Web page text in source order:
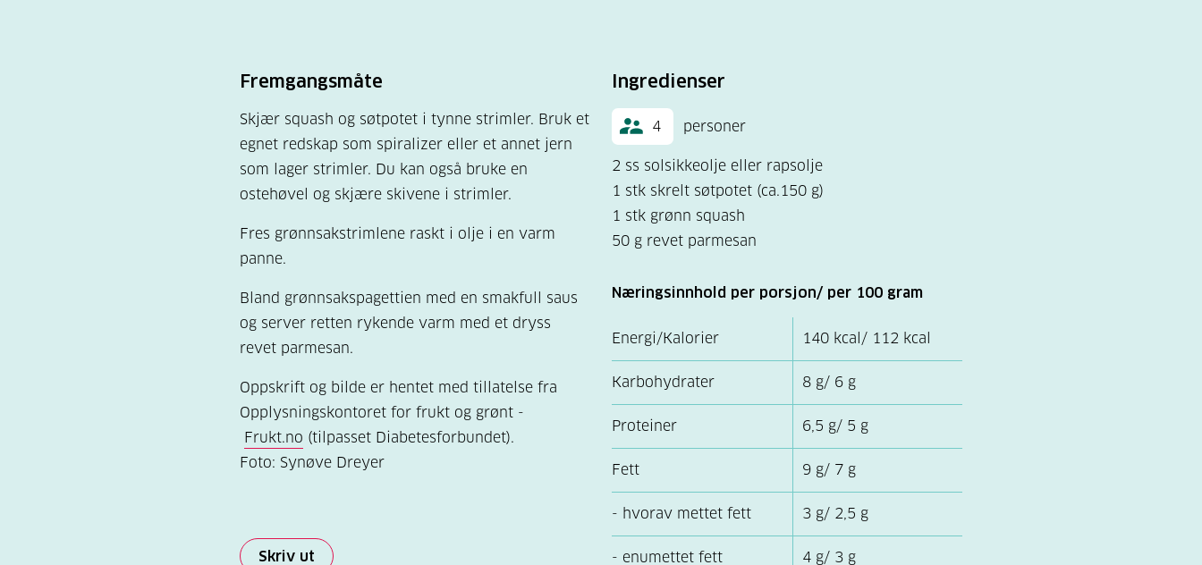
Fremgangsmåte
Skjær squash og søtpotet i tynne strimler. Bruk et
egnet redskap som spiralizer eller et annet jern
som lager strimler. Du kan også bruke en
ostehøvel og skjære skivene i strimler.
Fres grønnsakstrimlene raskt i olje i en varm
panne.
Bland grønnsakspagettien med en smakfull saus
og server retten rykende varm med et dryss
revet parmesan.
Oppskrift og bilde er hentet med tillatelse fra
Opplysningskontoret for frukt og grønt -
Frukt.no (tilpasset Diabetesforbundet).
Foto: Synøve Dreyer
Skriv ut
Ingredienser
4 personer
2 ss solsikkeolje eller rapsolje
1 stk skrelt søtpotet (ca.150 g)
1 stk grønn squash
50 g revet parmesan
Næringsinnhold per porsjon/ per 100 gram
Energi/Kalorier 140 kcal/ 112 kcal
Karbohydrater 8 g/ 6 g
Proteiner 6,5 g/ 5 g
Fett 9 g/ 7 g
- hvorav mettet fett 3 g/ 2,5 g
- enumettet fett 4 g/ 3 g